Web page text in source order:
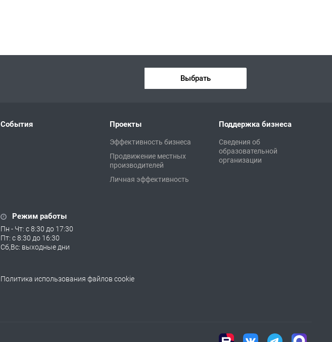
Выбрать
События Проекты
Эффективность бизнеса
Продвижение местных
производителей
Личная эффективность
Поддержка бизнеса
Сведения об
образовательной
организации
Режим работы
Пн - Чт: с 8:30 до 17:30
Пт: с 8:30 до 16:30
Сб,Вс: выходные дни
Политика использования файлов cookie